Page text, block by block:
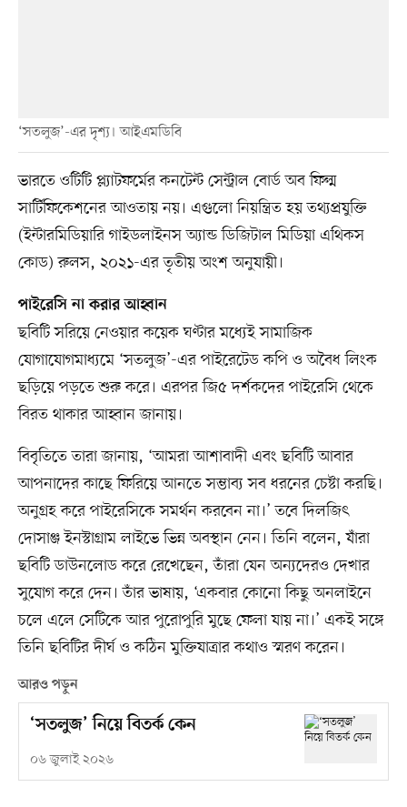
‘সতলুজ’-এর দৃশ্য। আইএমডিবি
ভারতে ওটিটি প্ল্যাটফর্মের কনটেন্ট সেন্ট্রাল বোর্ড অব ফিল্ম
সার্টিফিকেশনের আওতায় নয়। এগুলো নিয়ন্ত্রিত হয় তথ্যপ্রযুক্তি
(ইন্টারমিডিয়ারি গাইডলাইনস অ্যান্ড ডিজিটাল মিডিয়া এথিকস
কোড) রুলস, ২০২১-এর তৃতীয় অংশ অনুযায়ী।
পাইরেসি না করার আহ্বান
ছবিটি সরিয়ে নেওয়ার কয়েক ঘণ্টার মধ্যেই সামাজিক
যোগাযোগমাধ্যমে ‘সতলুজ’-এর পাইরেটেড কপি ও অবৈধ লিংক
ছড়িয়ে পড়তে শুরু করে। এরপর জি৫ দর্শকদের পাইরেসি থেকে
বিরত থাকার আহ্বান জানায়।
বিবৃতিতে তারা জানায়, ‘আমরা আশাবাদী এবং ছবিটি আবার
আপনাদের কাছে ফিরিয়ে আনতে সম্ভাব্য সব ধরনের চেষ্টা করছি।
অনুগ্রহ করে পাইরেসিকে সমর্থন করবেন না।’ তবে দিলজিৎ
দোসাঞ্জ ইনস্টাগ্রাম লাইভে ভিন্ন অবস্থান নেন। তিনি বলেন, যাঁরা
ছবিটি ডাউনলোড করে রেখেছেন, তাঁরা যেন অন্যদেরও দেখার
সুযোগ করে দেন। তাঁর ভাষায়, ‘একবার কোনো কিছু অনলাইনে
চলে এলে সেটিকে আর পুরোপুরি মুছে ফেলা যায় না।’ একই সঙ্গে
তিনি ছবিটির দীর্ঘ ও কঠিন মুক্তিযাত্রার কথাও স্মরণ করেন।
আরও পড়ুন
‘সতলুজ’ নিয়ে বিতর্ক কেন
০৬ জুলাই ২০২৬